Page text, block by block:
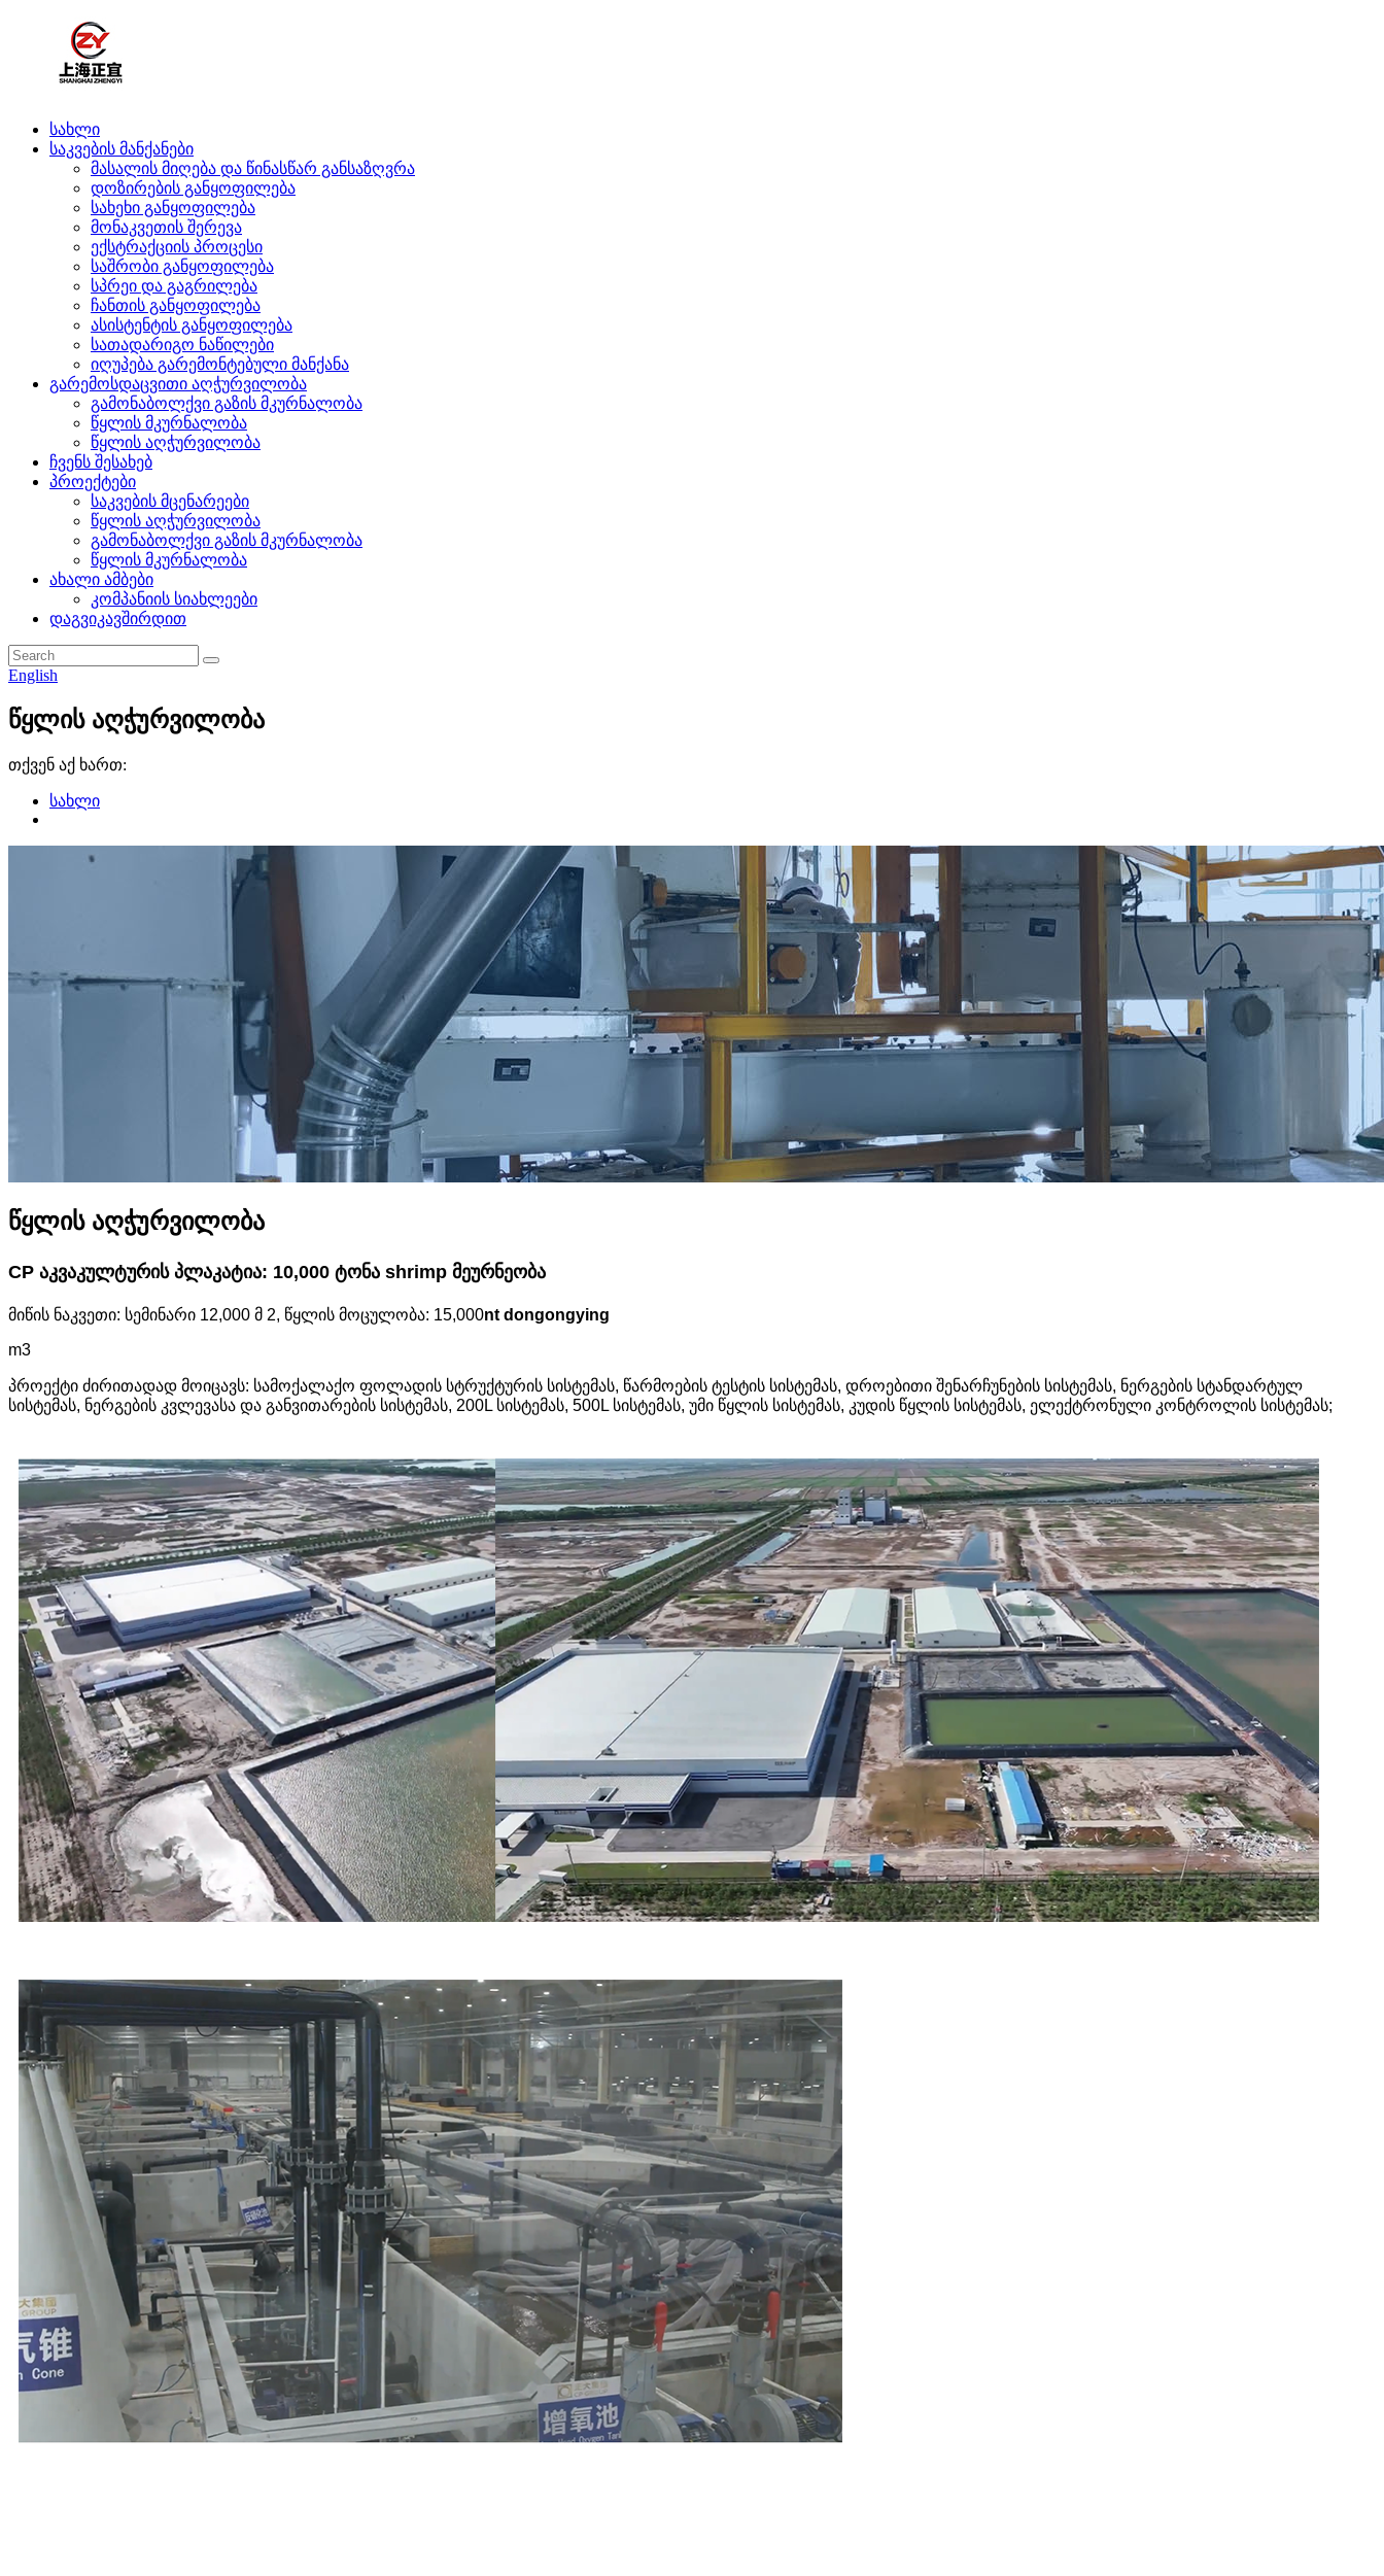
სახლი
საკვების მანქანები
მასალის მიღება და წინასწარ განსაზღვრა
დოზირების განყოფილება
სახეხი განყოფილება
მონაკვეთის შერევა
ექსტრაქციის პროცესი
საშრობი განყოფილება
სპრეი და გაგრილება
ჩანთის განყოფილება
ასისტენტის განყოფილება
სათადარიგო ნაწილები
იღუპება გარემონტებული მანქანა
გარემოსდაცვითი აღჭურვილობა
გამონაბოლქვი გაზის მკურნალობა
წყლის მკურნალობა
წყლის აღჭურვილობა
ჩვენს შესახებ
პროექტები
საკვების მცენარეები
წყლის აღჭურვილობა
გამონაბოლქვი გაზის მკურნალობა
წყლის მკურნალობა
ახალი ამბები
კომპანიის სიახლეები
დაგვიკავშირდით
English
წყლის აღჭურვილობა
თქვენ აქ ხართ:
სახლი
წყლის აღჭურვილობა
CP აკვაკულტურის პლაკატია: 10,000 ტონა shrimp მეურნეობა
მიწის ნაკვეთი: სემინარი 12,000 მ 2, წყლის მოცულობა: 15,000nt dongongying
m3
პროექტი ძირითადად მოიცავს: სამოქალაქო ფოლადის სტრუქტურის სისტემას, წარმოების ტესტის სისტემას, დროებითი შენარჩუნების სისტემას, ნერგების სტანდარტულ
სისტემას, ნერგების კვლევასა და განვითარების სისტემას, 200L სისტემას, 500L სისტემას, უმი წყლის სისტემას, კუდის წყლის სისტემას, ელექტრონული კონტროლის სისტემას;